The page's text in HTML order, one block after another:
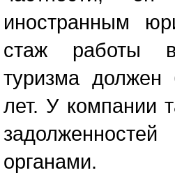
иностранным
стаж работы
туризма
лет. У компании
органами.